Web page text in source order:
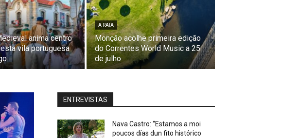
anima centro
vila portuguesa
A RAIA
Monção acolhe primeira edição
do Correntes World Music a 25
de julho
ENTREVISTAS
Nava Castro: “Estamos a moi
poucos días dun fito histórico